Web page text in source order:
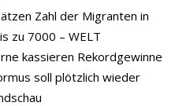
Zahl der Migranten in
zu 7000 – WELT
kassieren Rekordgewinne
soll plötzlich wieder